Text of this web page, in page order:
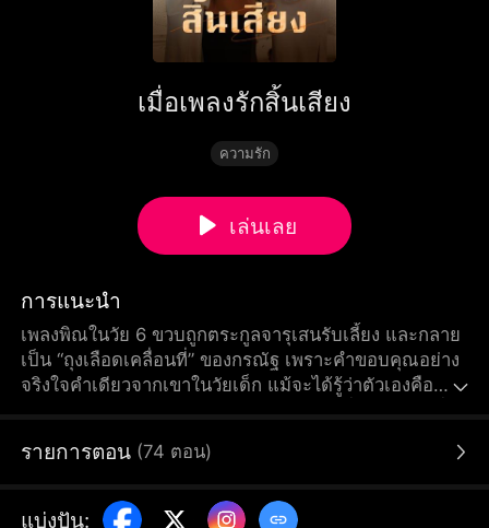
เมื่อเพลงรักสิ้นเสียง
ความรัก
เล่นเลย
การแนะนำ
เพลงพิณในวัย 6 ขวบถูกตระกูลจารุเสนรับเลี้ยง และกลาย
เป็น “ถุงเลือดเคลื่อนที่” ของกรณัฐ เพราะคำขอบคุณอย่าง
จริงใจคำเดียวจากเขาในวัยเด็ก แม้จะได้รู้ว่าตัวเองคือ
เมินเฉย เมื่อรักฝังใจของกรณัฐกลับมา เขาก็ยิ่งเย็นชากับ
เพลงพิณที่หมดหวังขอหย่าร้างแล้วจากไป...
รายการตอน (74 ตอน)
แบ่งปัน: